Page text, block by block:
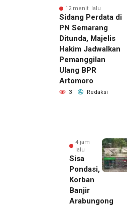
12 menit lalu
Sidang Perdata di
PN Semarang
Ditunda, Majelis
Hakim Jadwalkan
Pemanggilan
Ulang BPR
Artomoro
3 Redaksi
4 jam
lalu
Sisa
Pondasi,
Korban
Banjir
Arabungong